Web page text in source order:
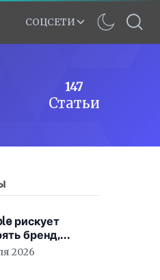
СОЦСЕТИ
147
Статьи
рискует
бренд,
на «мыле»
2026